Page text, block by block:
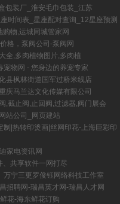
包装厂_淮安毛巾包装_江苏
时间表_星座配对查询_12星座预测
物,运城同城管家网
格，泵阀公司-泵阀网
全,多肉植物图片,多肉植
宠物网 - 您身边的养宠专家
县枫林街道国军过桥米线店
庆马兰达文化传媒有限公司
,截止阀,止回阀,过滤器,阀门展会
站公司_网页建站
|热转印烫画|丝网印花-上海巨彩印
家电资讯网
、共享软件一网打尽
万宁三更罗俊钰网络科技工作室
招聘网-瑞昌英才网-瑞昌人才网
花-海东鲜花订购